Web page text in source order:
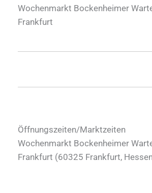
Wochenmarkt Bockenheimer
Frankfurt
Öffnungszeiten/Marktzeiten
Wochenmarkt Bockenheimer
Frankfurt (60325 Frankfurt,